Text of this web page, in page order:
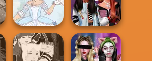
Manga Creator -
Fantasy World...
Babs' Spring
Wedding